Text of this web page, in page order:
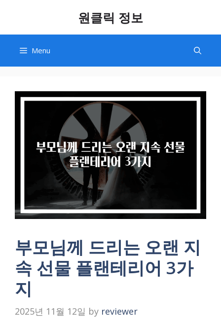
content
원클릭 정보
Menu
부모님께 드리는 오랜 지
속 선물 플랜테리어 3가
지
2025년 11월 12일 by reviewer